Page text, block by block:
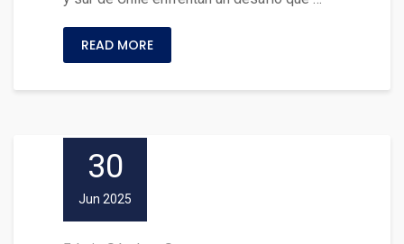
READ MORE
30
Jun 2025